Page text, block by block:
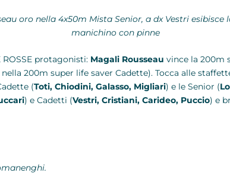
oro nella 4x50m Mista Senior, a dx Vestri
manichino con pinne
protagonisti: Magali Rousseau vince la 200m
nella 200m super life saver Cadette). Tocca alle
(Toti, Chiodini, Galasso, Migliari) e le Senior (
) e Cadetti (Vestri, Cristiani, Carideo, Puccio) e